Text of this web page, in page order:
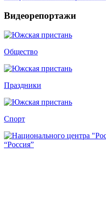
Видеорепортажи
Общество
Праздники
Спорт
“Россия”